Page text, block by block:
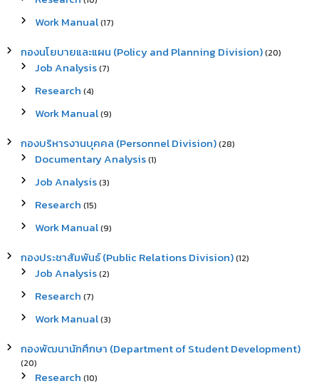
Work Manual(17)
กองนโยบายและแผน (Policy and Planning Division)(20)
Job Analysis(7)
Research (4)
Work Manual(9)
กองบริหารงานบุคคล (Personnel Division)(28)
Documentary Analysis(1)
Job Analysis(3)
Research (15)
Work Manual(9)
กองประชาสัมพันธ์ (Public Relations Division)(12)
Job Analysis(2)
Research (7)
Work Manual(3)
กองพัฒนานักศึกษา (Department of Student Development)
(20)
Research (10)